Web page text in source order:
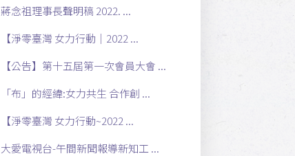
蔣念祖理事長聲明稿 2022. ...
【淨零臺灣 女力行動｜2022 ...
【公告】第十五屆第一次會員大會 ...
「布」的經緯:女力共生 合作創 ...
【淨零臺灣 女力行動~2022 ...
大愛電視台-午間新聞報導新知工 ...